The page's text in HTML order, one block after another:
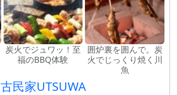
炭火でジュワッ！至
福のBBQ体験
囲炉裏を囲んで。炭
火でじっくり焼く川
魚
古民家UTSUWA